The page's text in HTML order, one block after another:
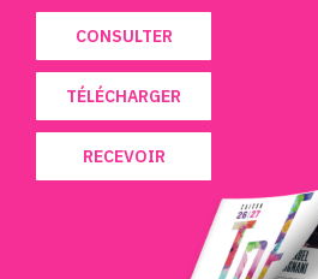
CONSULTER
TÉLÉCHARGER
RECEVOIR